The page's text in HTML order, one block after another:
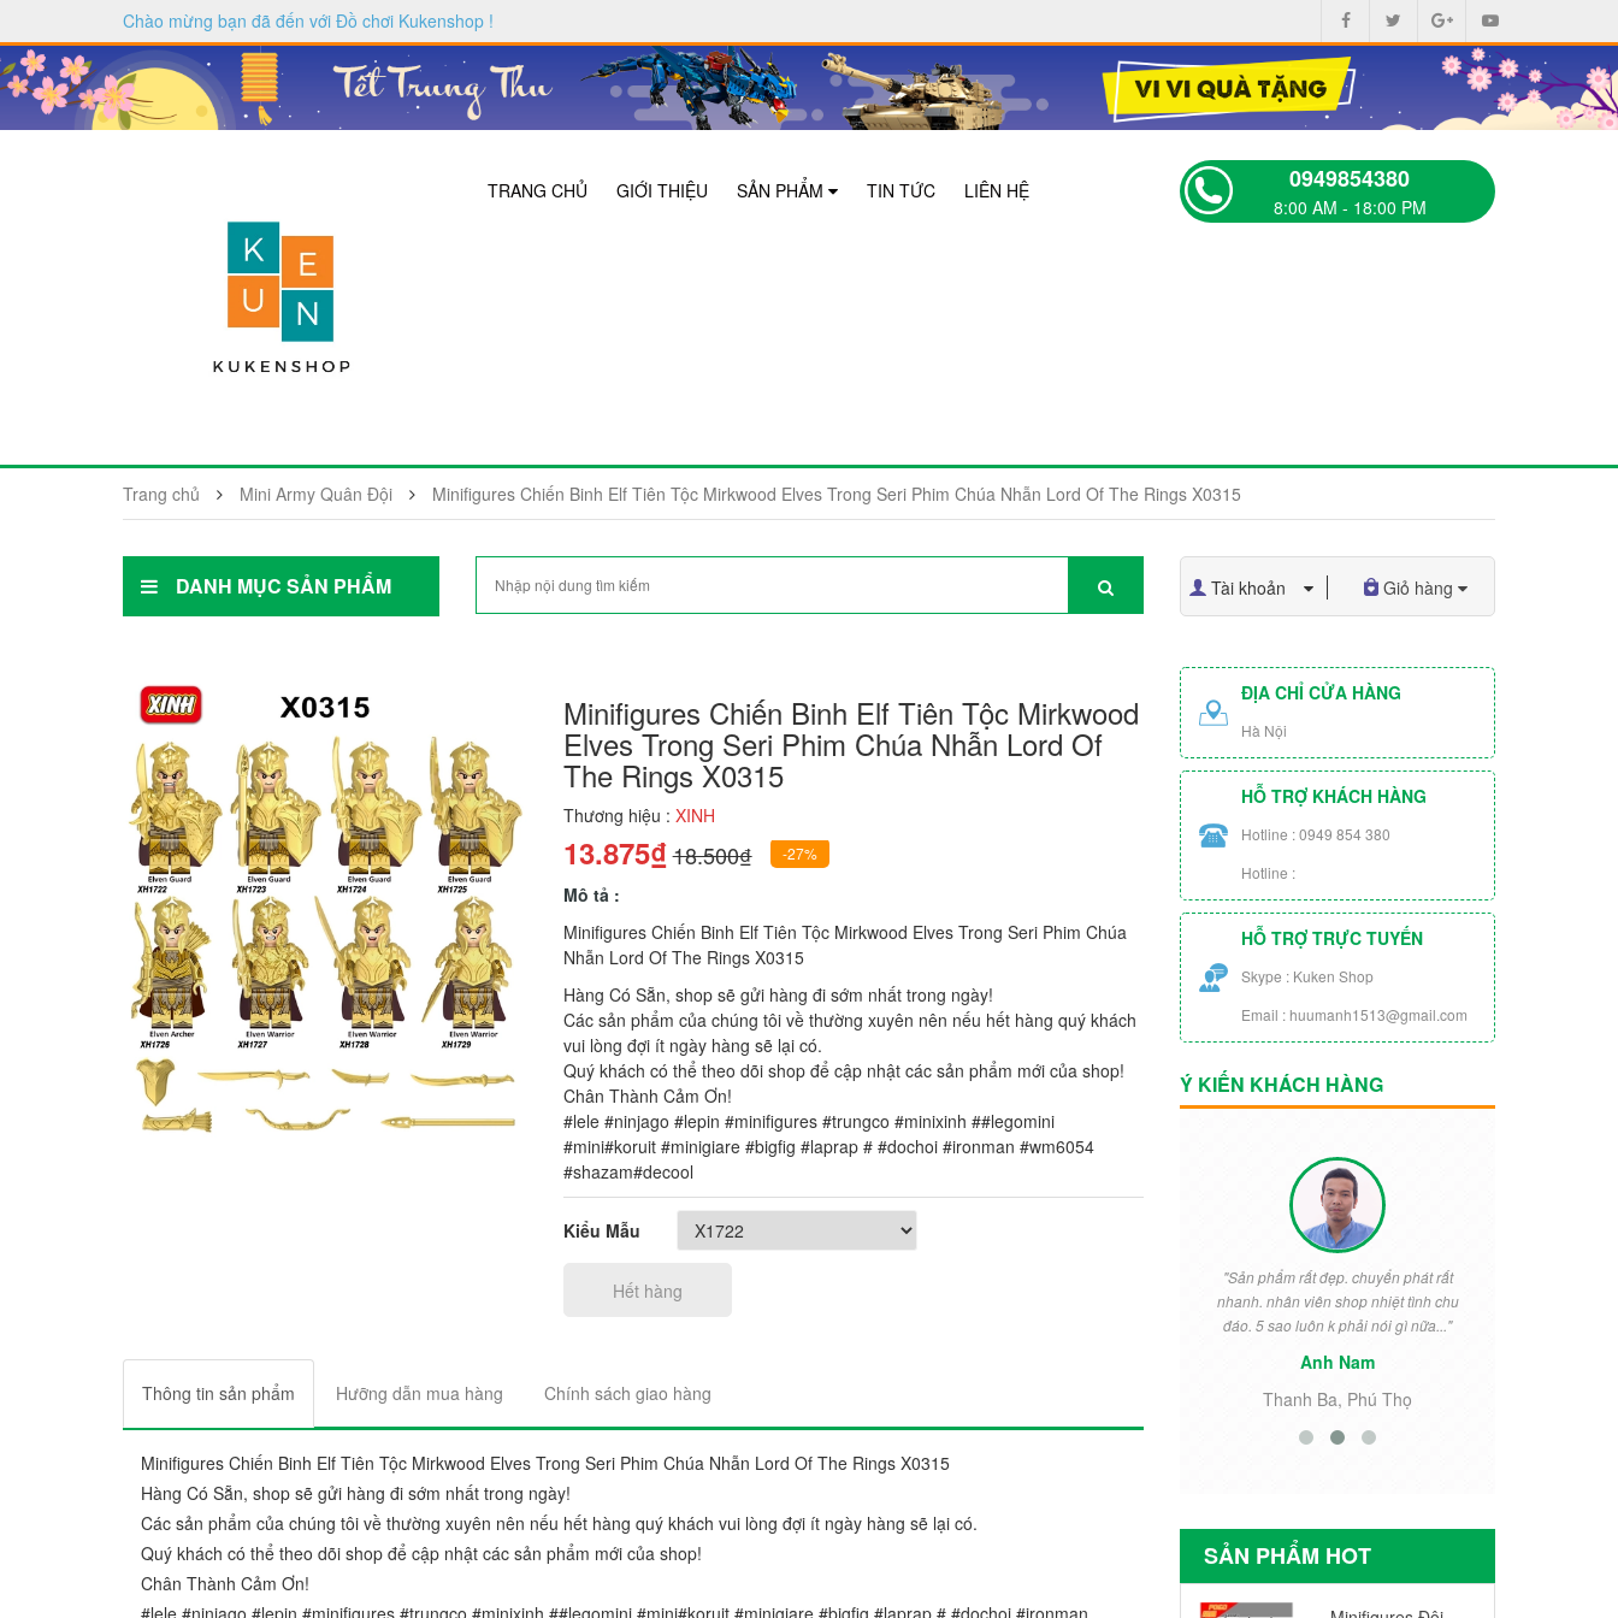
Chào mừng bạn đã đến với Đồ chơi Kukenshop !
TRANG CHỦ GIỚI THIỆU SẢN PHẨM TIN TỨC LIÊN HỆ 0949854380
8:00 AM - 18:00 PM
Trang chủ Mini Army Quân Đội Minifigures Chiến Binh Elf Tiên Tộc Mirkwood Elves Trong Seri Phim Chúa Nhẫn Lord Of The Rings X0315
DANH MỤC SẢN PHẨM Tài khoản Giỏ hàng
Minifigures Chiến Binh Elf Tiên Tộc Mirkwood
Elves Trong Seri Phim Chúa Nhẫn Lord Of
The Rings X0315
Thương hiệu : XINH
13.875₫18.500₫ -27%
Mô tả :
Minifigures Chiến Binh Elf Tiên Tộc Mirkwood Elves Trong Seri Phim Chúa
Nhẫn Lord Of The Rings X0315
Hàng Có Sẵn, shop sẽ gửi hàng đi sớm nhất trong ngày!
Các sản phẩm của chúng tôi về thường xuyên nên nếu hết hàng quý khách
vui lòng đợi ít ngày hàng sẽ lại có.
Quý khách có thể theo dõi shop để cập nhật các sản phẩm mới của shop!
Chân Thành Cảm Ơn!
#lele #ninjago #lepin #minifigures #trungco #minixinh ##legomini
#mini#koruit #minigiare #bigfig #laprap # #dochoi #ironman #wm6054
#shazam#decool
Kiểu Mẫu
Hết hàng
Thông tin sản phẩm Hưỡng dẫn mua hàng Chính sách giao hàng
Minifigures Chiến Binh Elf Tiên Tộc Mirkwood Elves Trong Seri Phim Chúa Nhẫn Lord Of The Rings X0315
Hàng Có Sẵn, shop sẽ gửi hàng đi sớm nhất trong ngày!
Các sản phẩm của chúng tôi về thường xuyên nên nếu hết hàng quý khách vui lòng đợi ít ngày hàng sẽ lại có.
Quý khách có thể theo dõi shop để cập nhật các sản phẩm mới của shop!
Chân Thành Cảm Ơn!
#lele #ninjago #lepin #minifigures #trungco #minixinh ##legomini #mini#koruit #minigiare #bigfig #laprap # #dochoi #ironman
ĐỊA CHỈ CỬA HÀNG
Hà Nội
HỖ TRỢ KHÁCH HÀNG
Hotline : 0949 854 380
Hotline :
HỖ TRỢ TRỰC TUYẾN
Skype : Kuken Shop
Email : huumanh1513@gmail.com
Ý KIẾN KHÁCH HÀNG
"Sản phẩm rất đẹp. chuyển phát rất
nhanh. nhân viên shop nhiệt tình chu
đáo. 5 sao luôn k phải nói gì nữa..."
Anh Nam
Thanh Ba, Phú Thọ
SẢN PHẨM HOT